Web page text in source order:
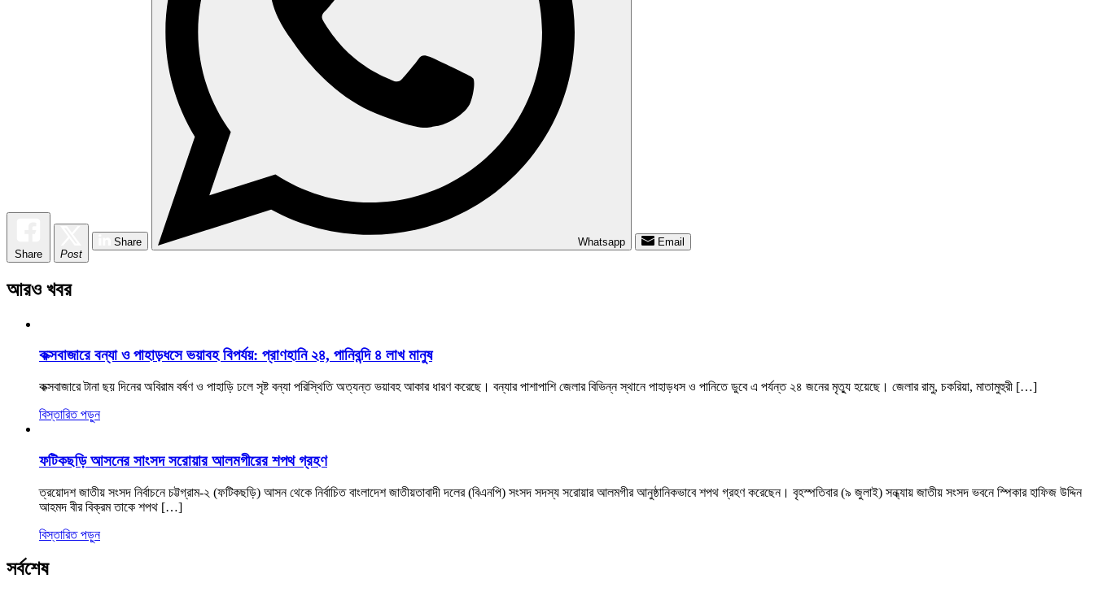
Share Post
Share Whatsapp Email
আরও খবর
কক্সবাজারে বন্যা ও পাহাড়ধসে ভয়াবহ বিপর্যয়: প্রাণহানি ২৪, পানিবন্দি ৪ লাখ মানুষ
কক্সবাজারে টানা ছয় দিনের অবিরাম বর্ষণ ও পাহাড়ি ঢলে সৃষ্ট বন্যা পরিস্থিতি অত্যন্ত ভয়াবহ আকার ধারণ করেছে। বন্যার পাশাপাশি জেলার বিভিন্ন স্থানে পাহাড়ধস ও পানিতে ডুবে এ পর্যন্ত ২৪ জনের মৃত্যু হয়েছে। জেলার রামু, চকরিয়া, মাতামুহুরী […]
বিস্তারিত পড়ুন
ফটিকছড়ি আসনের সাংসদ সরোয়ার আলমগীরের শপথ গ্রহণ
ত্রয়োদশ জাতীয় সংসদ নির্বাচনে চট্টগ্রাম-২ (ফটিকছড়ি) আসন থেকে নির্বাচিত বাংলাদেশ জাতীয়তাবাদী দলের (বিএনপি) সংসদ সদস্য সরোয়ার আলমগীর আনুষ্ঠানিকভাবে শপথ গ্রহণ করেছেন। বৃহস্পতিবার (৯ জুলাই) সন্ধ্যায় জাতীয় সংসদ ভবনে স্পিকার হাফিজ উদ্দিন
আহমদ বীর বিক্রম তাকে শপথ […]
বিস্তারিত পড়ুন
সর্বশেষ